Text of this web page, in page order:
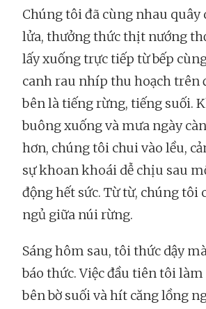
Chúng tôi đã cùng nhau quây
lửa, thưởng thức thịt nướng
lấy xuống trực tiếp từ bếp
canh rau nhíp thu hoạch trên
bên là tiếng rừng, tiếng suối.
buông xuống và mưa ngày
hơn, chúng tôi chui vào lều,
sự khoan khoái dễ chịu sau
động hết sức. Từ từ, chúng tôi
ngủ giữa núi rừng.
Sáng hôm sau, tôi thức dậy
báo thức. Việc đầu tiên tôi làm
bên bờ suối và hít căng lồng